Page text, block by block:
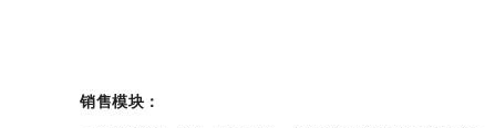
销售模块：